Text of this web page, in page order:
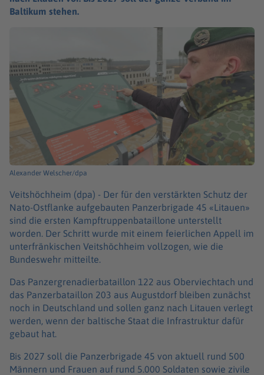
Baltikum stehen.
Alexander Welscher/dpa
Veitshöchheim (dpa) - Der für den verstärkten Schutz der
Nato-Ostflanke aufgebauten Panzerbrigade 45 «Litauen»
sind die ersten Kampftruppenbataillone unterstellt
worden. Der Schritt wurde mit einem feierlichen Appell im
unterfränkischen Veitshöchheim vollzogen, wie die
Bundeswehr mitteilte.
Das Panzergrenadierbataillon 122 aus Oberviechtach und
das Panzerbataillon 203 aus Augustdorf bleiben zunächst
noch in Deutschland und sollen ganz nach Litauen verlegt
werden, wenn der baltische Staat die Infrastruktur dafür
gebaut hat.
Bis 2027 soll die Panzerbrigade 45 von aktuell rund 500
Männern und Frauen auf rund 5.000 Soldaten sowie zivile